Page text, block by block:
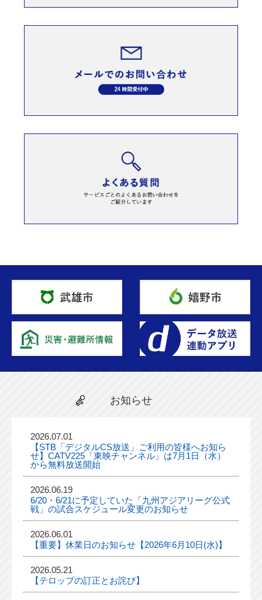
お知らせ
2026.07.01
【STB「デジタルCS放送」ご利用の皆様へお知ら
せ】CATV225「東映チャンネル」は7月1日（水）
から無料放送開始
2026.06.19
6/20・6/21に予定していた「九州アジアリーグ公式
戦」の試合スケジュール変更のお知らせ
2026.06.01
【重要】休業日のお知らせ【2026年6月10日(水)】
2026.05.21
【テロップの訂正とお詫び】